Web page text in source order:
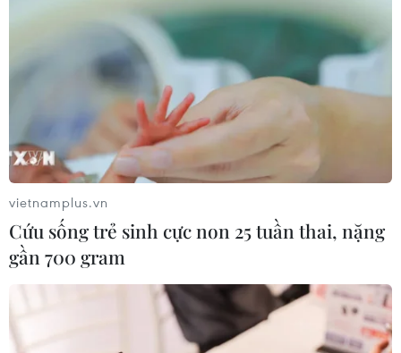
vietnamplus.vn
Cứu sống trẻ sinh cực non 25 tuần thai, nặng
gần 700 gram